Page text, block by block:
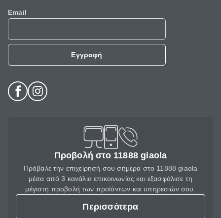
Email
Εγγραφή
Προβολή στο 11888 giaola
Πρόβαλε την επιχείρησή σου σήμερα στο 11888 giaola
μέσα από 3 κανάλια επικοινωνίας και εξασφάλισε τη
μέγιστη προβολή των προϊόντων και υπηρεσιών σου.
Περισσότερα